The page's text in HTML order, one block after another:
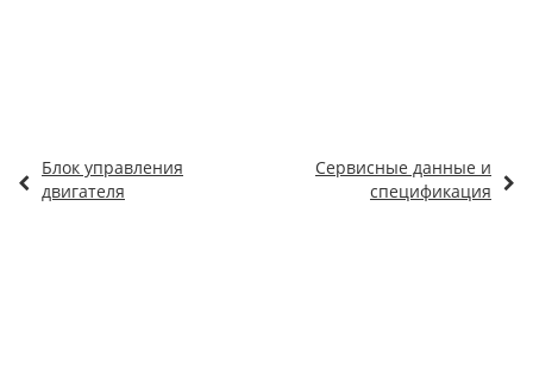
Блок управления
двигателя
Сервисные данные и
спецификация